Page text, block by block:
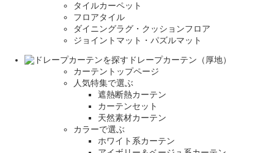
タイルカーペット
フロアタイル
ダイニングラグ・クッションフロア
ジョイントマット・パズルマット
ドレープカーテン（厚地）
カーテントップページ
人気特集で選ぶ
遮熱断熱カーテン
カーテンセット
天然素材カーテン
カラーで選ぶ
ホワイト系カーテン